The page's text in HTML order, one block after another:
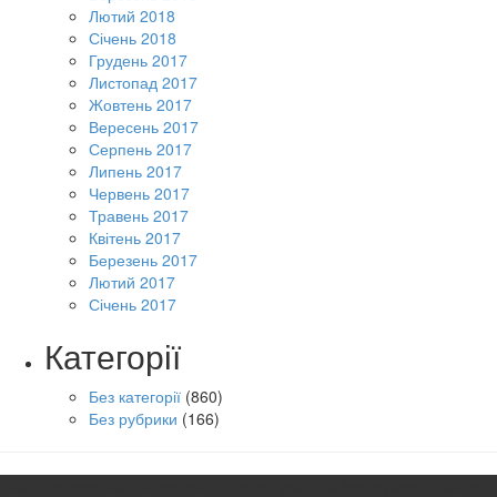
Лютий 2018
Січень 2018
Грудень 2017
Листопад 2017
Жовтень 2017
Вересень 2017
Серпень 2017
Липень 2017
Червень 2017
Травень 2017
Квітень 2017
Березень 2017
Лютий 2017
Січень 2017
Категорії
Без категорії (860)
Без рубрики (166)